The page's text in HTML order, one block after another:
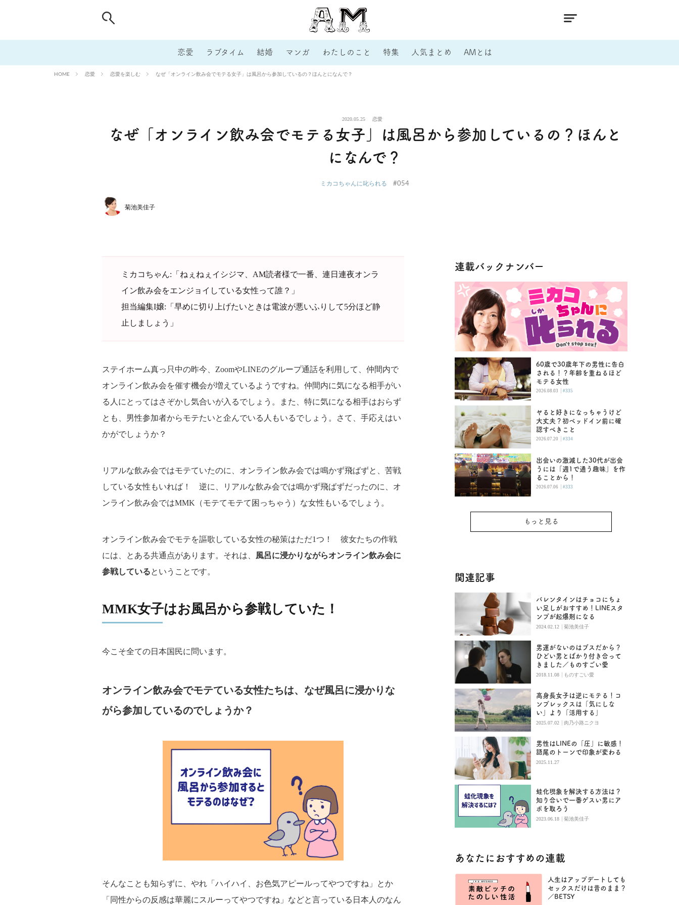
恋愛 ラブタイム 結婚 マンガ わたしのこと 特集 人気まとめ AMとは
HOME 恋愛 恋愛を楽しむ なぜ「オンライン飲み会でモテる女子」は風呂から参加しているの？ほんとになんで？
2020.05.25 恋愛
なぜ「オンライン飲み会でモテる女子」は風呂から参加しているの？ほんと
になんで？
ミカコちゃんに叱られる #054
菊池美佳子
ミカコちゃん:「ねぇねぇイシジマ、AM読者様で一番、連日連夜オンラ
イン飲み会をエンジョイしている女性って誰？」
担当編集I嬢:「早めに切り上げたいときは電波が悪いふりして5分ほど静
止しましょう」
ステイホーム真っ只中の昨今、ZoomやLINEのグループ通話を利用して、仲間内で
オンライン飲み会を催す機会が増えているようですね。仲間内に気になる相手がい
る人にとってはさぞかし気合いが入るでしょう。また、特に気になる相手はおらず
とも、男性参加者からモテたいと企んでいる人もいるでしょう。さて、手応えはい
かがでしょうか？
リアルな飲み会ではモテていたのに、オンライン飲み会では鳴かず飛ばずと、苦戦
している女性もいれば！ 逆に、リアルな飲み会では鳴かず飛ばずだったのに、オ
ンライン飲み会ではMMK（モテてモテて困っちゃう）な女性もいるでしょう。
オンライン飲み会でモテを謳歌している女性の秘策はただ1つ！ 彼女たちの作戦
には、とある共通点があります。それは、 風呂に浸かりながらオンライン飲み会に
参戦しているということです。
MMK女子はお風呂から参戦していた！
今こそ全ての日本国民に問います。
オンライン飲み会でモテている女性たちは、なぜ風呂に浸かりな
がら参加しているのでしょうか？
そんなことも知らずに、やれ「ハイハイ、お色気アピールってやつですね」とか
「同性からの反感は華麗にスルーってやつですね」などと言っている日本人のなん
連載バックナンバー
60歳で30歳年下の男性に告白
される！？年齢を重ねるほど
モテる女性
2026.08.03 | #335
ヤると好きになっちゃうけど
大丈夫？初ベッドイン前に確
認すべきこと
2026.07.20 | #334
出会いの激減した30代が出会
うには「週1で通う趣味」を作
ることから！
2026.07.06 | #333
もっと見る
関連記事
バレンタインはチョコにちょ
い足しがおすすめ！LINEスタ
ンプが起爆剤になる
2024.02.12 | 菊池美佳子
男運がないのはブスだから？
ひどい男とばかり付き合って
きました／ものすごい愛
2018.11.08 | ものすごい愛
高身長女子は逆にモテる！コ
ンプレックスは「気にしな
い」より「活用する」
2025.07.02 | 肉乃小路ニクヨ
男性はLINEの「圧」に敏感！
語尾のトーンで印象が変わる
2025.11.27
蛙化現象を解決する方法は？
知り合いで一番ゲスい男にア
ポを取ろう
2023.06.18 | 菊池美佳子
あなたにおすすめの連載
人生はアップデートしても
セックスだけは昔のまま？
／BETSY